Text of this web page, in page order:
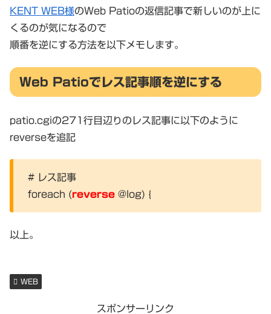
KENT WEB様のWeb Patioの返信記事で新しいのが上に
くるのが気になるので
順番を逆にする方法を以下メモします。
Web Patioでレス記事順を逆にする
patio.cgiの271行目辺りのレス記事に以下のように
reverseを追記
# レス記事
foreach (reverse @log) {
以上。
WEB
スポンサーリンク